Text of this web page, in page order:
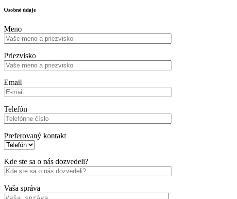
Osobné údaje
Meno
Priezvisko
Email
Telefón
Preferovaný kontakt
Kde ste sa o nás dozvedeli?
Vaša správa